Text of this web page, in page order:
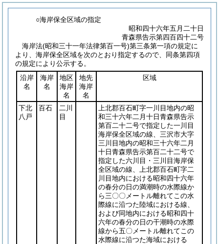
○海岸保全区域の指定
昭和四十六年五月二十日
青森県告示第四百四十二号
海岸法(昭和三十一年法律第百一号)第三条第一項の規定に
より、海岸保全区域を次のとおり指定するので、同条第四項
の規定により公示する。
沿岸
名
海岸
名
地区
海岸
名
地先
海岸
名
区域
下北
八戸
百石
二川
目
上北郡百石町字一川目地内の昭
和三十六年二月十日青森県告示
第百二十二号で指定した一川目
海岸保全区域の線、三沢市大字
三川目地内の昭和三十六年二月
十日青森県告示第百二十二号で
指定した六川目・三川目海岸保
全区域の線、上北郡百石町字二
川目地内における昭和四十六年
の春分の日の満潮時の水際線か
ら三〇〇メートル離れてこの水
際線に沿つた陸域における線、
および同地内における昭和四十
六年の春分の日の干潮時の水際
線から五〇メートル離れてこの
水際線に沿つた海域における